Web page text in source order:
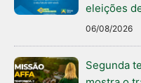
eleições
06/08/2026
Segunda